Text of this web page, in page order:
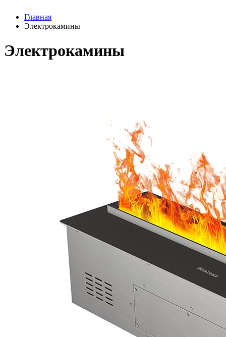
Главная
Электрокамины
Электрокамины